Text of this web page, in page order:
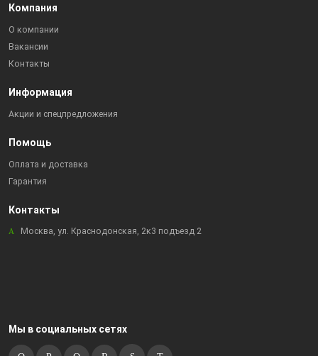
Компания
О компании
Вакансии
Контакты
Информация
Акции и спецпредложения
Помощь
Оплата и доставка
Гарантия
Контакты
Москва, ул. Краснодонская, 2к3 подъезд 2
Мы в социальных сетях